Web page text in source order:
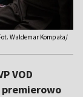
Waldemar Kompała/
VOD